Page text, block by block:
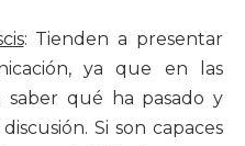
: Tienden a presentar
ya que en las
saber qué ha pasado y
Si son capaces